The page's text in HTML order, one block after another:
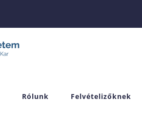
Rólunk Felvételizőknek